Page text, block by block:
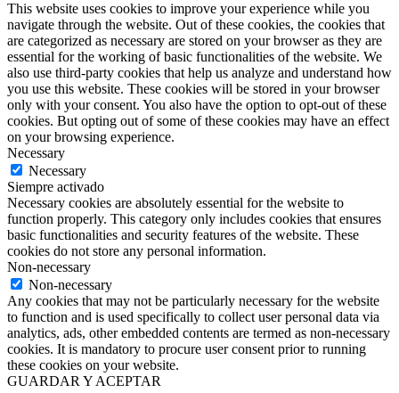
This website uses cookies to improve your experience while you
navigate through the website. Out of these cookies, the cookies that
are categorized as necessary are stored on your browser as they are
essential for the working of basic functionalities of the website. We
also use third-party cookies that help us analyze and understand how
you use this website. These cookies will be stored in your browser
only with your consent. You also have the option to opt-out of these
cookies. But opting out of some of these cookies may have an effect
on your browsing experience.
Necessary
Necessary
Siempre activado
Necessary cookies are absolutely essential for the website to
function properly. This category only includes cookies that ensures
basic functionalities and security features of the website. These
cookies do not store any personal information.
Non-necessary
Non-necessary
Any cookies that may not be particularly necessary for the website
to function and is used specifically to collect user personal data via
analytics, ads, other embedded contents are termed as non-necessary
cookies. It is mandatory to procure user consent prior to running
these cookies on your website.
GUARDAR Y ACEPTAR